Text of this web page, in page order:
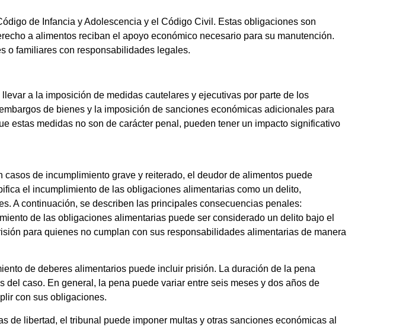
de Infancia y Adolescencia y el Código Civil. Estas obligaciones son
a alimentos reciban el apoyo económico necesario para su manutención.
o familiares con responsabilidades legales.
a la imposición de medidas cautelares y ejecutivas por parte de los
de bienes y la imposición de sanciones económicas adicionales para
estas medidas no son de carácter penal, pueden tener un impacto significativo
casos de incumplimiento grave y reiterado, el deudor de alimentos puede
el incumplimiento de las obligaciones alimentarias como un delito,
A continuación, se describen las principales consecuencias penales:
de las obligaciones alimentarias puede ser considerado un delito bajo el
para quienes no cumplan con sus responsabilidades alimentarias de manera
de deberes alimentarios puede incluir prisión. La duración de la pena
caso. En general, la pena puede variar entre seis meses y dos años de
con sus obligaciones.
de libertad, el tribunal puede imponer multas y otras sanciones económicas al